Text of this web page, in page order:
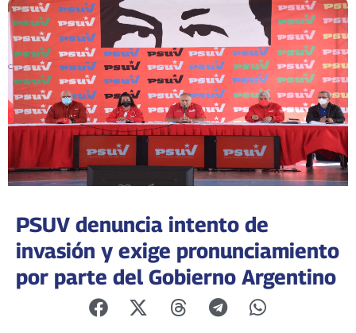
PSUV denuncia intento de
invasión y exige pronunciamiento
por parte del Gobierno Argentino